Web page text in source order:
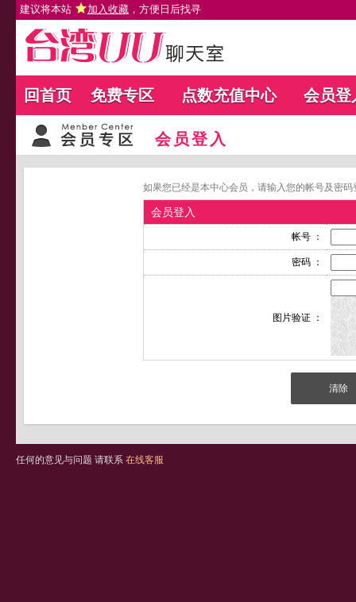
建议将本站 加入收藏 ，方便日后找寻
回首页 免费专区 点数充值中心 会员登
会员登入
如果您已经是本中心会员，请输入您的帐号及密
会员登入
帐号 ：
密码 ：
图片验证 ：
任何的意见与问题 请联系 在线客服